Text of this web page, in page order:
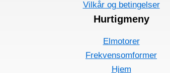
Vilkår og betingelser
Hurtigmeny
Elmotorer
Frekvensomformer
Hjem